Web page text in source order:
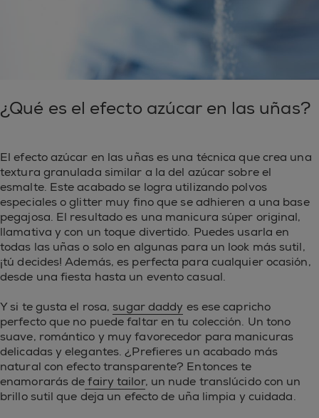
¿Qué es el efecto azúcar en las uñas?
El efecto azúcar en las uñas es una técnica que crea una
textura granulada similar a la del azúcar sobre el
esmalte. Este acabado se logra utilizando polvos
especiales o glitter muy fino que se adhieren a una base
pegajosa. El resultado es una manicura súper original,
llamativa y con un toque divertido. Puedes usarla en
todas las uñas o solo en algunas para un look más sutil,
¡tú decides! Además, es perfecta para cualquier ocasión,
desde una fiesta hasta un evento casual.
Y si te gusta el rosa, sugar daddy es ese capricho
perfecto que no puede faltar en tu colección. Un tono
suave, romántico y muy favorecedor para manicuras
delicadas y elegantes. ¿Prefieres un acabado más
natural con efecto transparente? Entonces te
enamorarás defairy tailor, un nude translúcido con un
brillo sutil que deja un efecto de uña limpia y cuidada.